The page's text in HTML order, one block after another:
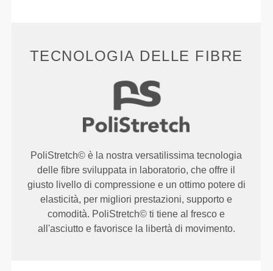
TECNOLOGIA DELLE FIBRE
PoliStretch© è la nostra versatilissima tecnologia
delle fibre sviluppata in laboratorio, che offre il
giusto livello di compressione e un ottimo potere di
elasticità, per migliori prestazioni, supporto e
comodità. PoliStretch© ti tiene al fresco e
all'asciutto e favorisce la libertà di movimento.